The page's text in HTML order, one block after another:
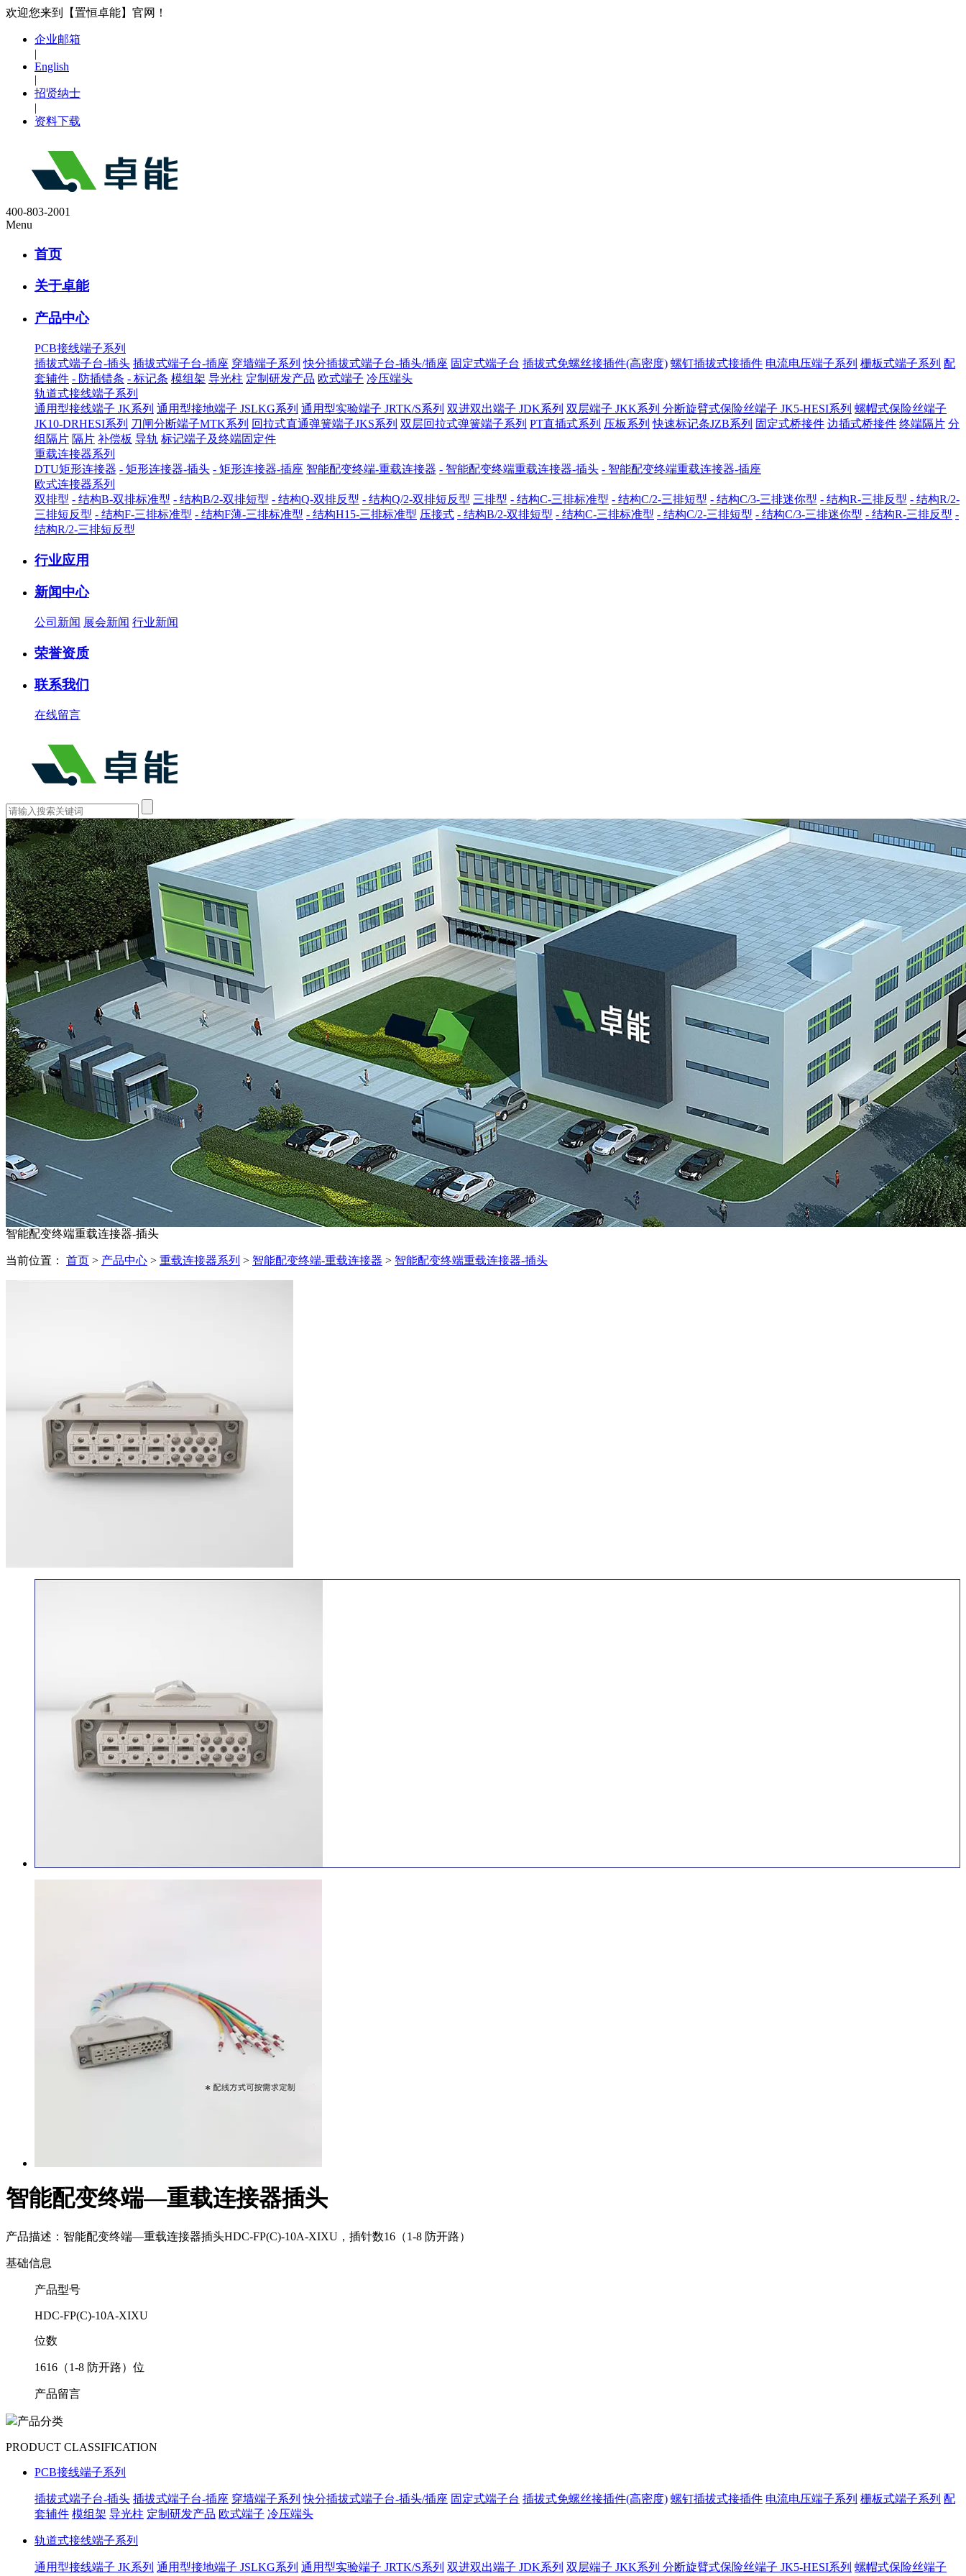
欢迎您来到【置恒卓能】官网！
企业邮箱
|
English
|
招贤纳士
|
资料下载
400-803-2001
Menu
首页
关于卓能
产品中心
PCB接线端子系列
插拔式端子台-插头 插拔式端子台-插座 穿墙端子系列 快分插拔式端子台-插头/插座 固定式端子台 插拔式免螺丝接插件(高密度) 螺钉插拔式接插件 电流电压端子系列 栅板式端子系列 配
套辅件 - 防插错条 - 标记条 模组架 导光柱 定制研发产品 欧式端子 冷压端头
轨道式接线端子系列
通用型接线端子 JK系列 通用型接地端子 JSLKG系列 通用型实验端子 JRTK/S系列 双进双出端子 JDK系列 双层端子 JKK系列 分断旋臂式保险丝端子 JK5-HESI系列 螺帽式保险丝端子
JK10-DRHESI系列 刀闸分断端子MTK系列 回拉式直通弹簧端子JKS系列 双层回拉式弹簧端子系列 PT直插式系列 压板系列 快速标记条JZB系列 固定式桥接件 边插式桥接件 终端隔片 分
组隔片 隔片 补偿板 导轨 标记端子及终端固定件
重载连接器系列
DTU矩形连接器 - 矩形连接器-插头 - 矩形连接器-插座 智能配变终端-重载连接器 - 智能配变终端重载连接器-插头 - 智能配变终端重载连接器-插座
欧式连接器系列
双排型 - 结构B-双排标准型 - 结构B/2-双排短型 - 结构Q-双排反型 - 结构Q/2-双排短反型 三排型 - 结构C-三排标准型 - 结构C/2-三排短型 - 结构C/3-三排迷你型 - 结构R-三排反型 - 结构R/2-
三排短反型 - 结构F-三排标准型 - 结构F薄-三排标准型 - 结构H15-三排标准型 压接式 - 结构B/2-双排短型 - 结构C-三排标准型 - 结构C/2-三排短型 - 结构C/3-三排迷你型 - 结构R-三排反型 -
结构R/2-三排短反型
行业应用
新闻中心
公司新闻 展会新闻 行业新闻
荣誉资质
联系我们
在线留言
智能配变终端重载连接器-插头
当前位置： 首页 > 产品中心 > 重载连接器系列 > 智能配变终端-重载连接器 > 智能配变终端重载连接器-插头
智能配变终端—重载连接器插头
产品描述： 智能配变终端—重载连接器插头HDC-FP(C)-10A-XIXU，插针数16（1-8 防开路）
基础信息
产品型号
HDC-FP(C)-10A-XIXU
位数
1616（1-8 防开路）位
产品留言
产品分类
PRODUCT CLASSIFICATION
PCB接线端子系列
插拔式端子台-插头 插拔式端子台-插座 穿墙端子系列 快分插拔式端子台-插头/插座 固定式端子台 插拔式免螺丝接插件(高密度) 螺钉插拔式接插件 电流电压端子系列 栅板式端子系列 配
套辅件 模组架 导光柱 定制研发产品 欧式端子 冷压端头
轨道式接线端子系列
通用型接线端子 JK系列 通用型接地端子 JSLKG系列 通用型实验端子 JRTK/S系列 双进双出端子 JDK系列 双层端子 JKK系列 分断旋臂式保险丝端子 JK5-HESI系列 螺帽式保险丝端子